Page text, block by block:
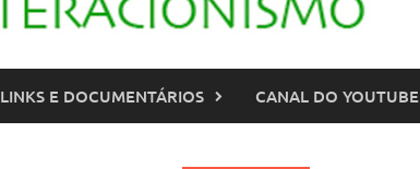
LINKS E DOCUMENTÁRIOS CANAL DO YOUTUBE